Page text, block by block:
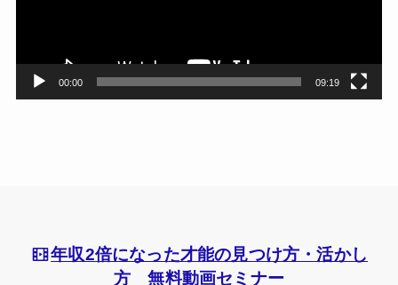
00:00 09:19
年収2倍になった才能の見つけ方・活かし
方 無料動画セミナー